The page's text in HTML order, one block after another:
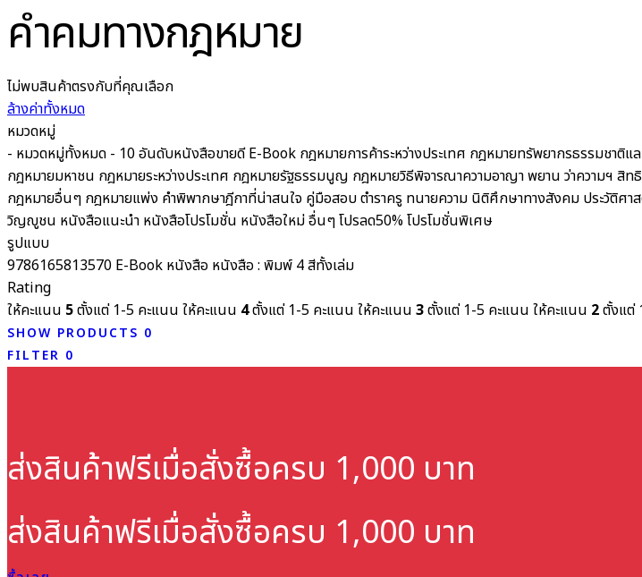
คำคมทางกฎหมาย
ไม่พบสินค้าตรงกับที่คุณเลือก
ล้างค่าทั้งหมด
หมวดหมู่
- หมวดหมู่ทั้งหมด - 10 อันดับหนังสือขายดี E-Book กฎหมายการค้าระหว่างประเทศ กฎหมายทรัพยากรธรรมชาติแ
กฎหมายมหาชน กฎหมายระหว่างประเทศ กฎหมายรัฐธรรมนูญ กฎหมายวิธีพิจารณาความอาญา พยาน ว่าความฯ สิ
กฎหมายอื่นๆ กฎหมายแพ่ง คำพิพากษาฎีกาที่น่าสนใจ คู่มือสอบตำราครู ทนายความ นิติศึกษาทางสังคม ประวัติศา
วิญญูชน หนังสือแนะนำ หนังสือโปรโมชั่น หนังสือใหม่อื่นๆโปรลด50%โปรโมชั่นพิเศษ
รูปแบบ
9786165813570 E-Book หนังสือ หนังสือ : พิมพ์ 4 สีทั้งเล่ม
Rating
ให้คะแนน 5ตั้งแต่ 1-5 คะแนน ให้คะแนน 4ตั้งแต่ 1-5 คะแนน ให้คะแนน 3ตั้งแต่ 1-5 คะแนน ให้คะแนน 2ตั้งแต่
SHOW PRODUCTS 0
FILTER 0
ส่งสินค้าฟรีเมื่อสั่งซื้อครบ 1,000 บาท
ส่งสินค้าฟรีเมื่อสั่งซื้อครบ 1,000 บาท